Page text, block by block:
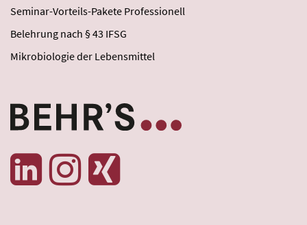
Seminar-Vorteils-Pakete Professionell
Belehrung nach § 43 IFSG
Mikrobiologie der Lebensmittel